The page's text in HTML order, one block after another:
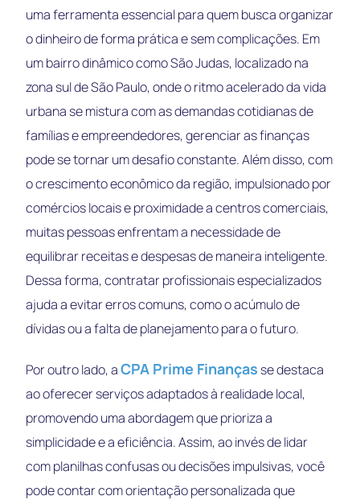
uma ferramenta essencial para quem busca organizar
o dinheiro de forma prática e sem complicações. Em
um bairro dinâmico como São Judas, localizado na
zona sul de São Paulo, onde o ritmo acelerado da vida
urbana se mistura com as demandas cotidianas de
famílias e empreendedores, gerenciar as finanças
pode se tornar um desafio constante. Além disso, com
o crescimento econômico da região, impulsionado por
comércios locais e proximidade a centros comerciais,
muitas pessoas enfrentam a necessidade de
equilibrar receitas e despesas de maneira inteligente.
Dessa forma, contratar profissionais especializados
ajuda a evitar erros comuns, como o acúmulo de
dívidas ou a falta de planejamento para o futuro.
Por outro lado, aCPA Prime Finanças se destaca
ao oferecer serviços adaptados à realidade local,
promovendo uma abordagem que prioriza a
simplicidade e a eficiência. Assim, ao invés de lidar
com planilhas confusas ou decisões impulsivas, você
pode contar com orientação personalizada que